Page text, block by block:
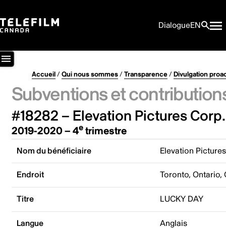
DialogueEN
Accueil/Qui nous sommes/Transparence/Divulgation
Subventions et
#18282 – Elevation Pictures Corp.
2019-2020 – 4etrimestre
Nom du bénéficiaire Elevation
Endroit Toronto, Ontario,
Titre LUCKY DAY
Langue Anglais